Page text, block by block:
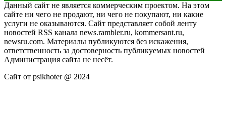
Данный сайт не является коммерческим проектом. На этом
сайте ни чего не продают, ни чего не покупают, ни какие
услуги не оказываются. Сайт представляет собой ленту
новостей RSS канала news.rambler.ru, kommersant.ru,
newsru.com. Материалы публикуются без искажения,
ответственность за достоверность публикуемых новостей
Администрация сайта не несёт.
Сайт от psikhoter @ 2024